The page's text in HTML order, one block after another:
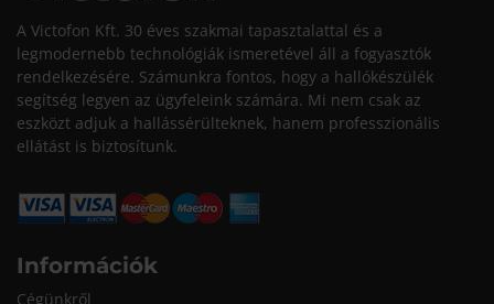
A Victofon Kft. 30 éves szakmai tapasztalattal és a
legmodernebb technológiák ismeretével áll a fogyasztók
rendelkezésére. Számunkra fontos, hogy a hallókészülék
segítség legyen az ügyfeleink számára. Mi nem csak az
eszközt adjuk a hallássérülteknek, hanem professzionális
ellátást is biztosítunk.
Információk
Cégünkről